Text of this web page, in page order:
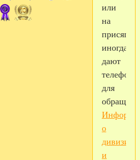
или
на
присяге
иногда
дают
телефон
для
о
дивизии
и